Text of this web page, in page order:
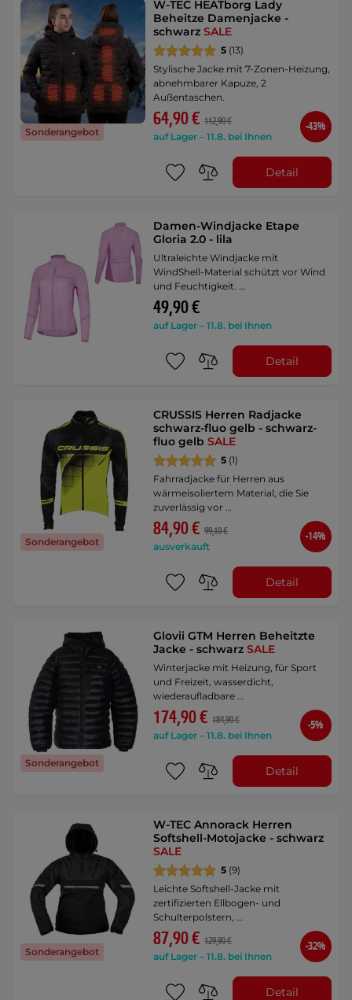
Sonderangebot
W-TEC HEATborg Lady
Beheitze Damenjacke -
schwarzSALE
5 (13)
Stylische Jacke mit 7-Zonen-Heizung,
abnehmbarer Kapuze, 2
Außentaschen.
64,90 € 112,90 €
auf Lager – 11.8. bei Ihnen
-43%
Detail
Damen-Windjacke Etape
Gloria 2.0 - lila
Ultraleichte Windjacke mit
WindShell-Material schützt vor Wind
und Feuchtigkeit. …
49,90 €
auf Lager – 11.8. bei Ihnen
Detail
Sonderangebot
CRUSSIS Herren Radjacke
schwarz-fluo gelb - schwarz-
fluo gelbSALE
5 (1)
Fahrradjacke für Herren aus
wärmeisoliertem Material, die Sie
zuverlässig vor …
84,90 € 99,10 €
ausverkauft
-14%
Detail
Sonderangebot
Glovii GTM Herren Beheitzte
Jacke - schwarzSALE
Winterjacke mit Heizung, für Sport
und Freizeit, wasserdicht,
wiederaufladbare …
174,90 € 184,90 €
auf Lager – 11.8. bei Ihnen
-5%
Detail
Sonderangebot
W-TEC Annorack Herren
Softshell-Motojacke - schwarz
SALE
5 (9)
Leichte Softshell-Jacke mit
zertifizierten Ellbogen- und
Schulterpolstern, …
87,90 € 129,90 €
auf Lager – 11.8. bei Ihnen
-32%
Detail